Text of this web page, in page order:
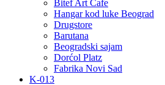
Bitef Art Cafe
Hangar kod luke Beograd
Drugstore
Barutana
Beogradski sajam
Dorćol Platz
Fabrika Novi Sad
K-013